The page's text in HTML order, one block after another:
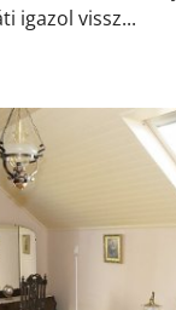
igazol vissz...